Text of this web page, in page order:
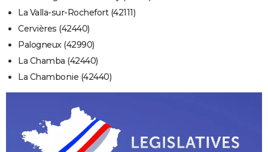
La Valla-sur-Rochefort (42111)
Cervières (42440)
Palogneux (42990)
La Chamba (42440)
La Chambonie (42440)